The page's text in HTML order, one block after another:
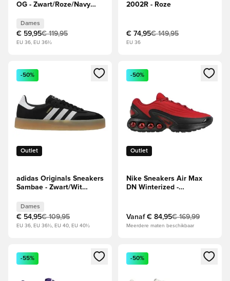
OG - Zwart/Roze/Navy
Dames
€ 59,95€ 119,95
EU 36, EU 36½
2002R - Roze
€ 74,95€ 149,95
EU 36
Opent een venster om in te loggen of je aan te melden als
Outlet
-50%
adidas Originals Sneakers
Sambae - Zwart/Wit
Dames
€ 54,95€ 109,95
EU 36, EU 36½, EU 40, EU 40½
Opent een venster om in te
Outlet
-50%
Nike Sneakers Air Max
DN Winterized -
Vanaf € 84,95€ 169,99
Meerdere maten beschikbaar
Opent een venster om in te loggen of je aan te melden als
-55%
Opent een venster om in te
-50%